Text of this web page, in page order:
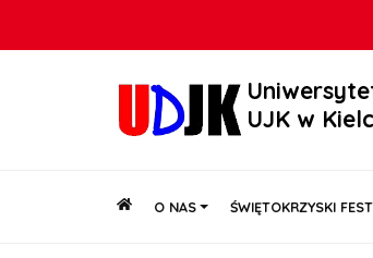
UJK w
O NAS ŚWIĘTOKRZYSKI